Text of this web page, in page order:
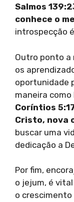
Salmos
conhece o
introspecção
Outro ponto a
os
oportunidade
maneira
Coríntios
Cristo, nova
buscar uma
dedicação a
Por fim,
o jejum, é
o crescimento